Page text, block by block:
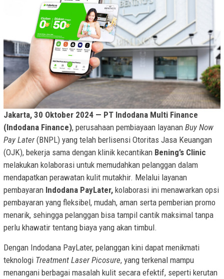
Jakarta, 30 Oktober 2024 — PT Indodana Multi Finance
(Indodana Finance), perusahaan pembiayaan layanan Buy Now
Pay Later(BNPL) yang telah berlisensi Otoritas Jasa Keuangan
(OJK), bekerja sama dengan klinik kecantikan Bening’s Clinic
melakukan kolaborasi untuk memudahkan pelanggan dalam
mendapatkan perawatan kulit mutakhir. Melalui layanan
pembayaran Indodana PayLater, kolaborasi ini menawarkan opsi
pembayaran yang fleksibel, mudah, aman serta pemberian promo
menarik, sehingga pelanggan bisa tampil cantik maksimal tanpa
perlu khawatir tentang biaya yang akan timbul.
Dengan Indodana PayLater, pelanggan kini dapat menikmati
teknologi Treatment Laser Picosure, yang terkenal mampu
menangani berbagai masalah kulit secara efektif, seperti kerutan